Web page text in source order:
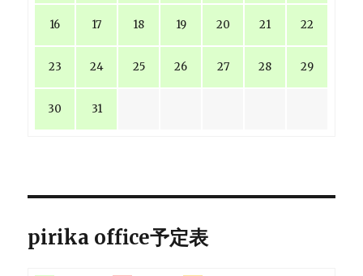
16 17 18 19 20 21 22
23 24 25 26 27 28 29
30 31
pirika office予定表